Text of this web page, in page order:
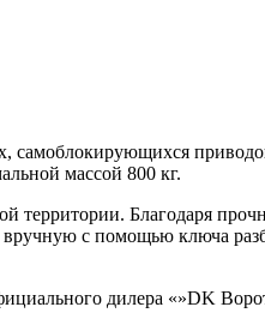
массой 800 кг.
Благодаря
с помощью ключа
дилера «»DK